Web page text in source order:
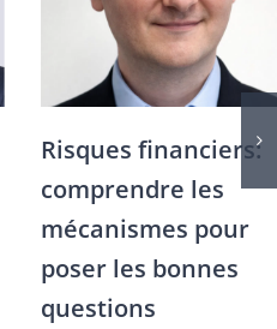
Risques financiers:
comprendre les
mécanismes pour
poser les bonnes
questions